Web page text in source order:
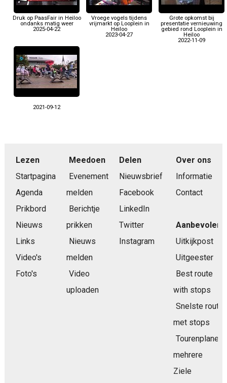
Druk op PaasFair in Heiloo
ondanks matig weer
2025-04-22
Vroege vogels tijdens
vrijmarkt op Looplein in
Heiloo
2023-04-27
Grote opkomst bij
presentatie vernieuwing
gebied rond Looplein in
Heiloo
2022-11-09
2021-09-12
Lezen
Startpagina
Agenda
Prikbord
Nieuws
Links
Video's
Foto's
Meedoen
Evenement
melden
Berichtje
prikken
Nieuws
melden
Video
uploaden
Delen
Nieuwsbrief
Facebook
LinkedIn
Twitter
Instagram
Over ons
Informatie
Contact
Aanbevolen
Uitkijkpost
Uitgeester
Best route
with stops
Snelste route
met stops
Tourenplaner
mehrere
Ziele